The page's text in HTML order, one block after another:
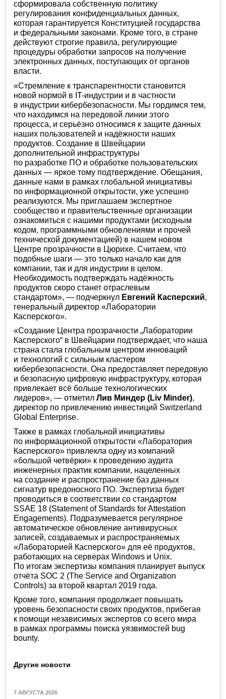
сформировала собственную политику
регулирования конфиденциальных данных,
которая гарантируется Конституцией государства
и федеральными законами. Кроме того, в стране
действуют строгие правила, регулирующие
процедуры обработки запросов на получение
электронных данных, поступающих от органов
власти.
«Стремление к транспарентности становится
новой нормой в IT-индустрии и в частности
в индустрии кибербезопасности. Мы гордимся тем,
что находимся на передовой линии этого
процесса, и серьёзно относимся к защите данных
наших пользователей и надёжности наших
продуктов. Создание в Швейцарии
дополнительной инфраструктуры
по разработке ПО и обработке пользовательских
данных — яркое тому подтверждение. Обещания,
данные нами в рамках глобальной инициативы
по информационной открытости, уже успешно
реализуются. Мы приглашаем экспертное
сообщество и правительственные организации
ознакомиться с нашими продуктами (исходным
кодом, программными обновлениями и прочей
технической документацией) в нашем новом
Центре прозрачности в Цюрихе. Считаем, что
подобные шаги — это только начало как для
компании, так и для индустрии в целом.
Необходимость подтверждать надёжность
продуктов скоро станет отраслевым
стандартом», — подчеркнул Евгений Касперский,
генеральный директор «Лаборатории
Касперского».
«Создание Центра прозрачности „Лаборатории
Касперского“ в Швейцарии подтверждает, что наша
страна стала глобальным центром инноваций
и технологий с сильным кластером
кибербезопасности. Она предоставляет передовую
и безопасную цифровую инфраструктуру, которая
привлекает всё больше технологических
лидеров», — отметилЛив Миндер (Liv Minder),
директор по привлечению инвестиций Switzerland
Global Enterprise.
Также в рамках глобальной инициативы
по информационной открытости «Лаборатория
Касперского» привлекла одну из компаний
«большой четвёрки» к проведению аудита
инженерных практик компании, нацеленных
на создание и распространение баз данных
сигнатур вредоносного ПО. Экспертиза будет
проводиться в соответствии со стандартом
SSAE 18 (Statement of Standards for Attestation
Engagements). Подразумевается регулярное
автоматическое обновление антивирусных
записей, создаваемых и распространяемых
«Лабораторией Касперского» для её продуктов,
работающих на серверах Windows и Unix.
По итогам экспертизы компания планирует выпуск
отчёта SOC 2 (The Service and Organization
Controls) за второй квартал 2019 года.
Кроме того, компания продолжает повышать
уровень безопасности своих продуктов, прибегая
к помощи независимых экспертов со всего мира
в рамках программы поиска уязвимостей bug
bounty.
Другие новости
7 АВГУСТА 2026